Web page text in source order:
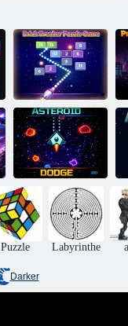
Jeu de casse-
briques
Esquive
d'astéroïde
Puzzle Labyrinthe
Darker